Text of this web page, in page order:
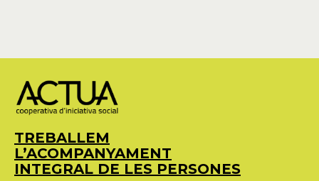
TREBALLEM
L’ACOMPANYAMENT
INTEGRAL DE LES PERSONES